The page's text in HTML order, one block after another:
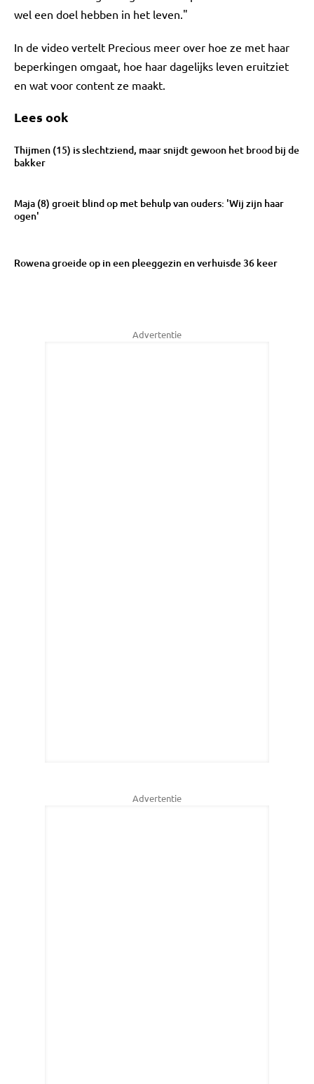
wel een doel hebben in het leven."
In de video vertelt Precious meer over hoe ze met haar
beperkingen omgaat, hoe haar dagelijks leven eruitziet
en wat voor content ze maakt.
Lees ook
Thijmen (15) is slechtziend, maar snijdt gewoon het brood bij de
bakker
Maja (8) groeit blind op met behulp van ouders: 'Wij zijn haar
ogen'
Rowena groeide op in een pleeggezin en verhuisde 36 keer
Advertentie
Advertentie